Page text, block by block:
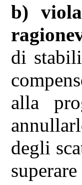
b)
di
alla
degli